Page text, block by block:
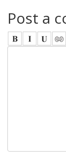
Post a